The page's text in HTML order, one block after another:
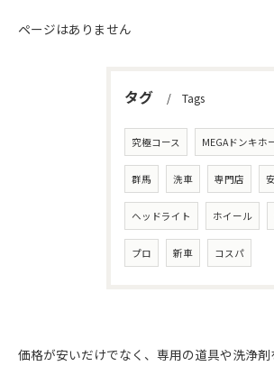
ページはありません
タグ Tags
究極コース MEGAドンキホ
群馬 洗車 専門店
ヘッドライト ホイール
プロ 新車 コスパ
価格が安いだけでなく、専用の道具や洗浄